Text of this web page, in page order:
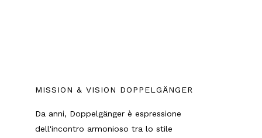
MISSION & VISION DOPPELGÄNGER
Da anni, Doppelgänger è espressione
dell'incontro armonioso tra lo stile